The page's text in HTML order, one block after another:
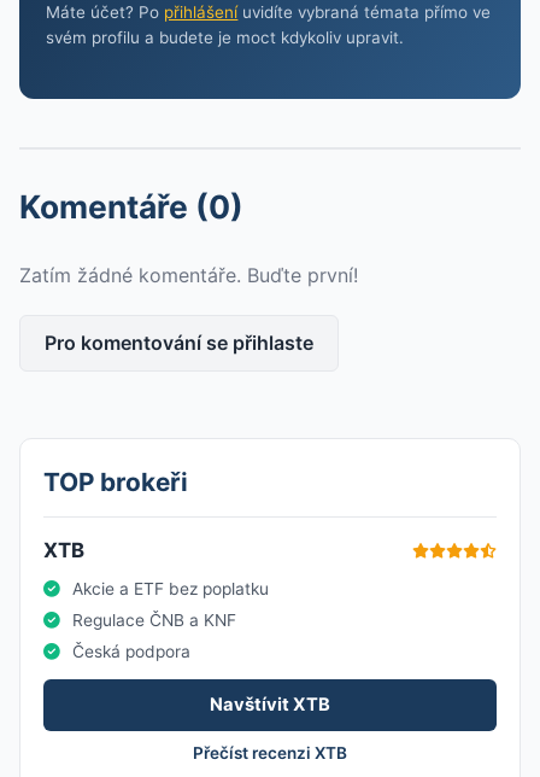
Máte účet? Po přihlášeníuvidíte vybraná témata přímo ve
svém profilu a budete je moct kdykoliv upravit.
Komentáře (0)
Zatím žádné komentáře. Buďte první!
Pro komentování se přihlaste
TOP brokeři
XTB
Akcie a ETF bez poplatku
Regulace ČNB a KNF
Česká podpora
Navštívit XTB
Přečíst recenzi XTB